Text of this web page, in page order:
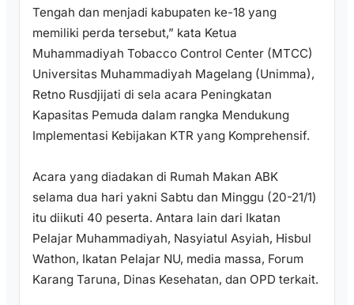
Tengah dan menjadi kabupaten ke-18 yang
memiliki perda tersebut,” kata Ketua
Muhammadiyah Tobacco Control Center (MTCC)
Universitas Muhammadiyah Magelang (Unimma),
Retno Rusdjijati di sela acara Peningkatan
Kapasitas Pemuda dalam rangka Mendukung
Implementasi Kebijakan KTR yang Komprehensif.
Acara yang diadakan di Rumah Makan ABK
selama dua hari yakni Sabtu dan Minggu (20-21/1)
itu diikuti 40 peserta. Antara lain dari Ikatan
Pelajar Muhammadiyah, Nasyiatul Asyiah, Hisbul
Wathon, Ikatan Pelajar NU, media massa, Forum
Karang Taruna, Dinas Kesehatan, dan OPD terkait.